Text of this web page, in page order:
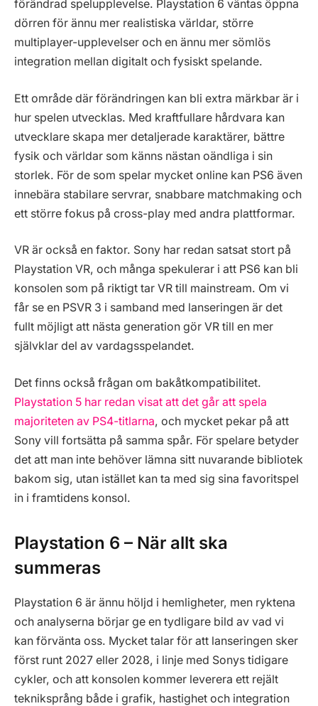
förändrad spelupplevelse. Playstation 6 väntas öppna
dörren för ännu mer realistiska världar, större
multiplayer-upplevelser och en ännu mer sömlös
integration mellan digitalt och fysiskt spelande.
Ett område där förändringen kan bli extra märkbar är i
hur spelen utvecklas. Med kraftfullare hårdvara kan
utvecklare skapa mer detaljerade karaktärer, bättre
fysik och världar som känns nästan oändliga i sin
storlek. För de som spelar mycket online kan PS6 även
innebära stabilare servrar, snabbare matchmaking och
ett större fokus på cross-play med andra plattformar.
VR är också en faktor. Sony har redan satsat stort på
Playstation VR, och många spekulerar i att PS6 kan bli
konsolen som på riktigt tar VR till mainstream. Om vi
får se en PSVR 3 i samband med lanseringen är det
fullt möjligt att nästa generation gör VR till en mer
självklar del av vardagsspelandet.
Det finns också frågan om bakåtkompatibilitet.
Playstation 5 har redan visat att det går att spela
majoriteten av PS4-titlarna, och mycket pekar på att
Sony vill fortsätta på samma spår. För spelare betyder
det att man inte behöver lämna sitt nuvarande bibliotek
bakom sig, utan istället kan ta med sig sina favoritspel
in i framtidens konsol.
Playstation 6 – När allt ska
summeras
Playstation 6 är ännu höljd i hemligheter, men ryktena
och analyserna börjar ge en tydligare bild av vad vi
kan förvänta oss. Mycket talar för att lanseringen sker
först runt 2027 eller 2028, i linje med Sonys tidigare
cykler, och att konsolen kommer leverera ett rejält
tekniksprång både i grafik, hastighet och integration